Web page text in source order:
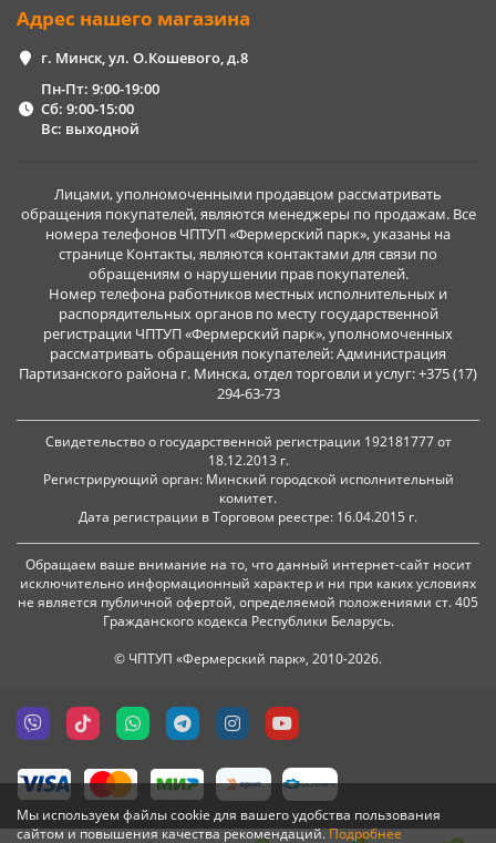
Мы используем файлы cookie для вашего удобства пользования
сайтом и повышения качества рекомендаций.Подробнее
Адрес нашего магазина
г. Минск, ул. О.Кошевого, д.8
Пн-Пт: 9:00-19:00
Сб: 9:00-15:00
Вс: выходной
Лицами, уполномоченными продавцом рассматривать
обращения покупателей, являются менеджеры по продажам. Все
номера телефонов ЧПТУП «Фермерский парк», указаны на
странице Контакты, являются контактами для связи по
обращениям о нарушении прав покупателей.
Номер телефона работников местных исполнительных и
распорядительных органов по месту государственной
регистрации ЧПТУП «Фермерский парк», уполномоченных
рассматривать обращения покупателей: Администрация
Партизанского района г. Минска, отдел торговли и услуг: +375 (17)
294-63-73
Свидетельство о государственной регистрации 192181777 от
18.12.2013 г.
Регистрирующий орган: Минский городской исполнительный
комитет.
Дата регистрации в Торговом реестре: 16.04.2015 г.
Обращаем ваше внимание на то, что данный интернет-сайт носит
исключительно информационный характер и ни при каких условиях
не является публичной офертой, определяемой положениями ст. 405
Гражданского кодекса Республики Беларусь.
© ЧПТУП «Фермерский парк», 2010-2026.